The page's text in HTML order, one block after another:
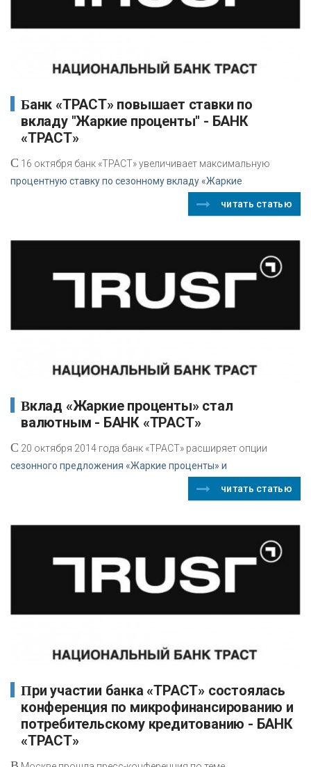
Банк «ТРАСТ» повышает ставки по
вкладу "Жаркие проценты" - БАНК
«ТРАСТ»
С 16 октября банк «ТРАСТ» увеличивает максимальную
процентную ставку по сезонному вкладу «Жаркие
читать статью
Вклад «Жаркие проценты» стал
валютным - БАНК «ТРАСТ»
С 20 октября 2014 года банк «ТРАСТ» расширяет опции
сезонного предложения «Жаркие проценты» и
читать статью
При участии банка «ТРАСТ» состоялась
конференция по микрофинансированию и
потребительскому кредитованию - БАНК
«ТРАСТ»